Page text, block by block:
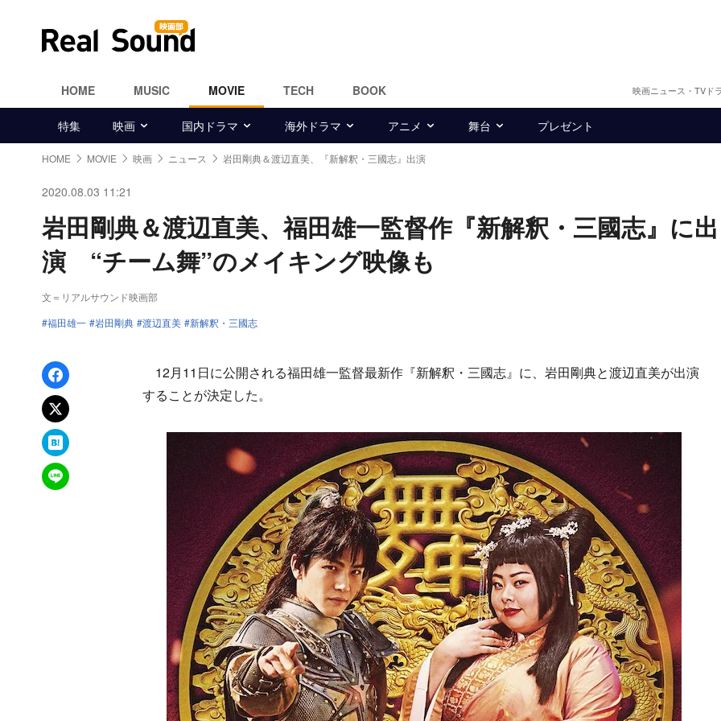
HOME MUSIC MOVIE TECH BOOK 映画ニュース・TVド
特集 映画 国内ドラマ 海外ドラマ アニメ 舞台 プレゼント
HOME MOVIE 映画 ニュース 岩田剛典＆渡辺直美、『新解釈・三國志』出演
2020.08.03 11:21
岩田剛典＆渡辺直美、福田雄一監督作『新解釈・三國志』に出
演 “チーム舞”のメイキング映像も
文＝リアルサウンド映画部
福田雄一
岩田剛典 渡辺直美 新解釈・三國志
Facebookでシェア
xでポスト
はてなブックマーク
LINEで送る
12月11日に公開される福田雄一監督最新作『新解釈・三國志』に、岩田剛典と渡辺直美が出演
することが決定した。